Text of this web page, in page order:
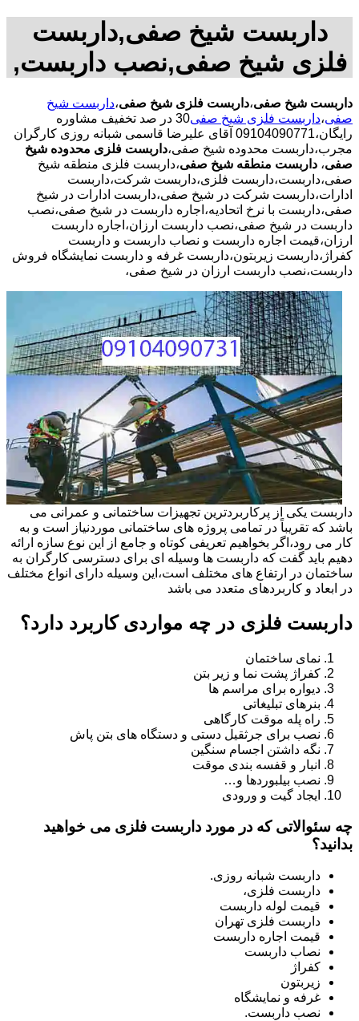
داربست شیخ صفی,داربست
فلزی شیخ صفی,نصب داربست,
داربست شیخ صفی،داربست فلزی شیخ صفی،داربست شیخ
صفی،داربست فلزی شیخ صفی
30 در صد تخفیف مشاوره
رایگان،09104090771 آقای علیرضا قاسمی شبانه روزی کارگران
مجرب،داربست محدوده شیخ صفی،داربست فلزی محدوده شیخ
صفی، داربست منطقه شیخ صفی،داربست فلزی منطقه شیخ
صفی،داربست،داربست فلزی،داربست شرکت،داربست
ادارات،داربست شرکت در شیخ صفی،داربست ادارات در شیخ
صفی،داربست با نرخ اتحادیه،اجاره داربست در شیخ صفی،نصب
داربست در شیخ صفی،نصب داربست ارزان،اجاره داربست
ارزان،قیمت اجاره داربست و نصاب داربست و داربست
کفراژ،داربست زیربتون،داربست غرفه و داربست نمایشگاه فروش
داربست،نصب داربست ارزان در شیخ صفی،
داربست یکی از پرکاربردترین تجهیزات ساختمانی و عمرانی می
باشد که تقریباً در تمامی پروژه های ساختمانی موردنیاز است و به
کار می رود،اگر بخواهیم تعریفی کوتاه و جامع از این نوع سازه ارائه
دهیم باید گفت که داربست ها وسیله ای برای دسترسی کارگران به
ساختمان در ارتفاع های مختلف است،این وسیله دارای انواع مختلف
در ابعاد و کاربردهای متعدد می باشد
داربست فلزی در چه مواردی کاربرد دارد؟
نمای ساختمان
کفراژ پشت نما و زیر بتن
دیواره برای مراسم ها
بنرهای تبلیغاتی
راه پله موقت کارگاهی
نصب برای جرثقیل دستی و دستگاه های بتن پاش
نگه داشتن اجسام سنگین
انبار و قفسه بندی موقت
نصب بیلبوردها و…
ایجاد گیت و ورودی
چه سئوالاتی که در مورد داربست فلزی می خواهید
بدانید؟
داربست شبانه روزی.
داربست فلزی،
قیمت لوله داربست
داربست فلزی تهران
قیمت اجاره داربست
نصاب داربست
کفراژ
زیربتون
غرفه و نمایشگاه
نصب داربست.